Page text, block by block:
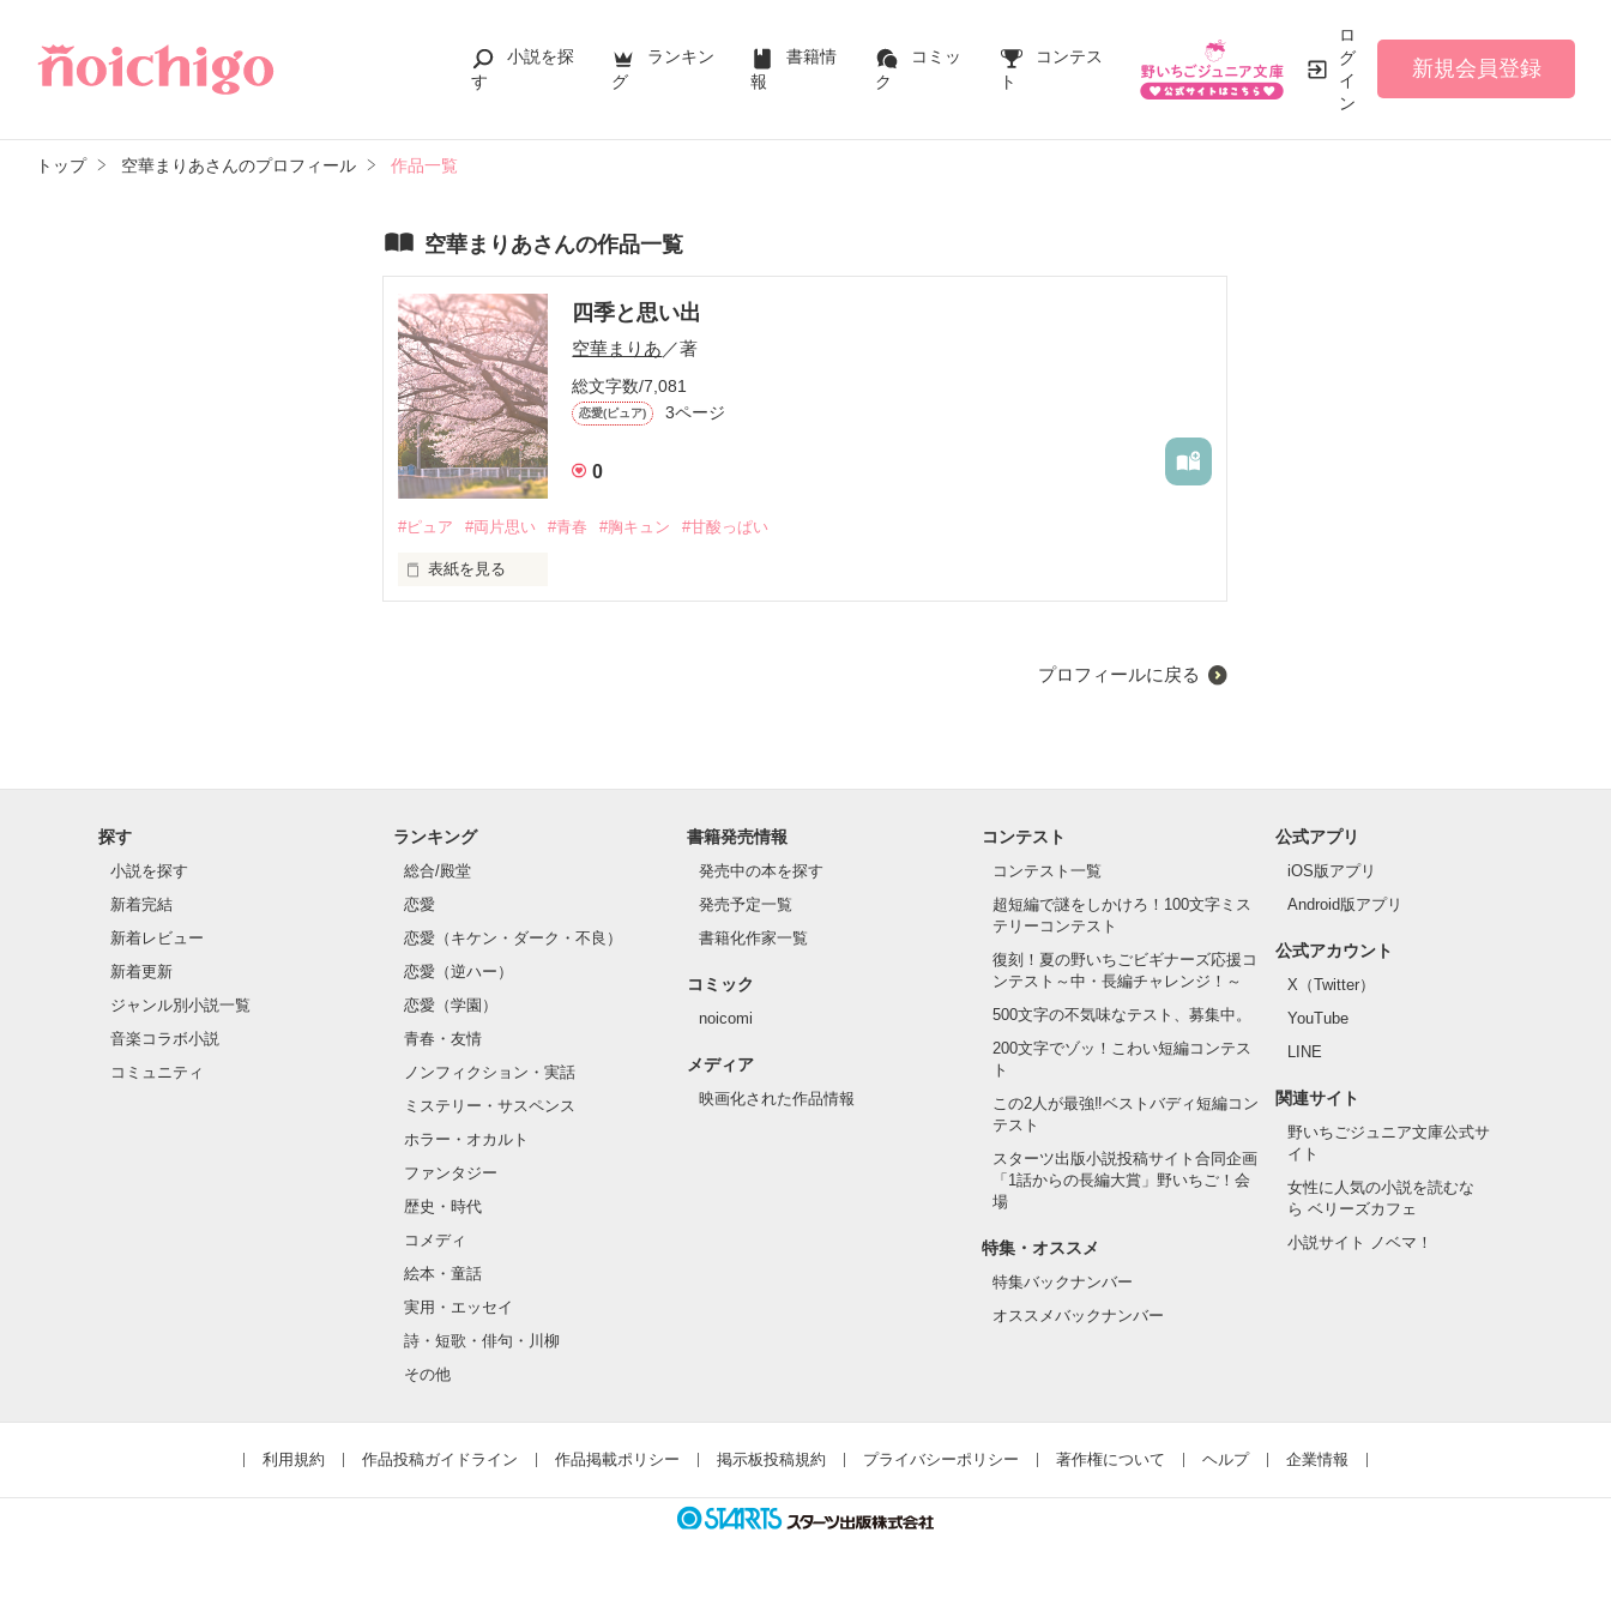
小説を探
す
ランキン
グ
書籍情
報
コミッ
ク
コンテス
ト
ロ
グ
イ
ン
新規会員登録
トップ 空華まりあさんのプロフィール 作品一覧
空華まりあさんの作品一覧
四季と思い出
空華まりあ ／著
総文字数/7,081
恋愛(ピュア) 3ページ
0
#ピュア #両片思い #青春 #胸キュン #甘酸っぱい
表紙を見る
プロフィールに戻る
探す
小説を探す
新着完結
新着レビュー
新着更新
ジャンル別小説一覧
音楽コラボ小説
コミュニティ
ランキング
総合/殿堂
恋愛
恋愛（キケン・ダーク・不良）
恋愛（逆ハー）
恋愛（学園）
青春・友情
ノンフィクション・実話
ミステリー・サスペンス
ホラー・オカルト
ファンタジー
歴史・時代
コメディ
絵本・童話
実用・エッセイ
詩・短歌・俳句・川柳
その他
書籍発売情報
発売中の本を探す
発売予定一覧
書籍化作家一覧
コミック
noicomi
メディア
映画化された作品情報
コンテスト
コンテスト一覧
超短編で謎をしかけろ！100文字ミス
テリーコンテスト
復刻！夏の野いちごビギナーズ応援コ
ンテスト～中・長編チャレンジ！～
500文字の不気味なテスト、募集中。
200文字でゾッ！こわい短編コンテス
ト
この2人が最強‼ベストバディ短編コン
テスト
スターツ出版小説投稿サイト合同企画
「1話からの長編大賞」野いちご！会
場
特集・オススメ
特集バックナンバー
オススメバックナンバー
公式アプリ
iOS版アプリ
Android版アプリ
公式アカウント
X（Twitter）
YouTube
LINE
関連サイト
野いちごジュニア文庫公式サ
イト
女性に人気の小説を読むな
ら ベリーズカフェ
小説サイト ノベマ！
利用規約 作品投稿ガイドライン 作品掲載ポリシー 掲示板投稿規約 プライバシーポリシー 著作権について ヘルプ 企業情報